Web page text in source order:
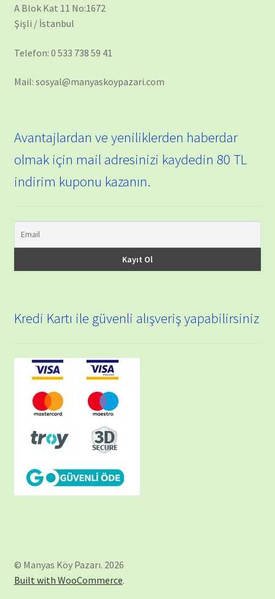
A Blok Kat 11 No:1672
Şişli / İstanbul
Telefon: 0 533 738 59 41
Mail: sosyal@manyaskoypazari.com
Avantajlardan ve yeniliklerden haberdar
olmak için mail adresinizi kaydedin 80 TL
indirim kuponu kazanın.
Kredi Kartı ile güvenli alışveriş yapabilirsiniz
© Manyas Köy Pazarı. 2026
Built with WooCommerce.